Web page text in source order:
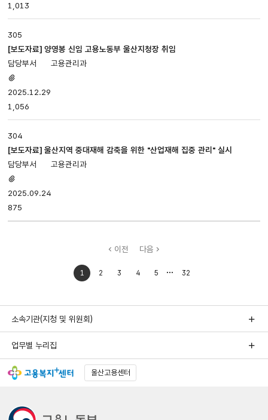
1,013
305
[보도자료] 양영봉 신임 고용노동부 울산지청장 취임
고용관리과
있음
2025.12.29
1,056
304
[보도자료] 울산지역 중대재해 감축을 위한 "산업재해 집중 관리" 실시
고용관리과
있음
2025.09.24
875
이전
처음으로
1 2 3 4 5
마지막으로
32
다음
소속기관(지청 및 위원회)
업무별 누리집
울산고용센터